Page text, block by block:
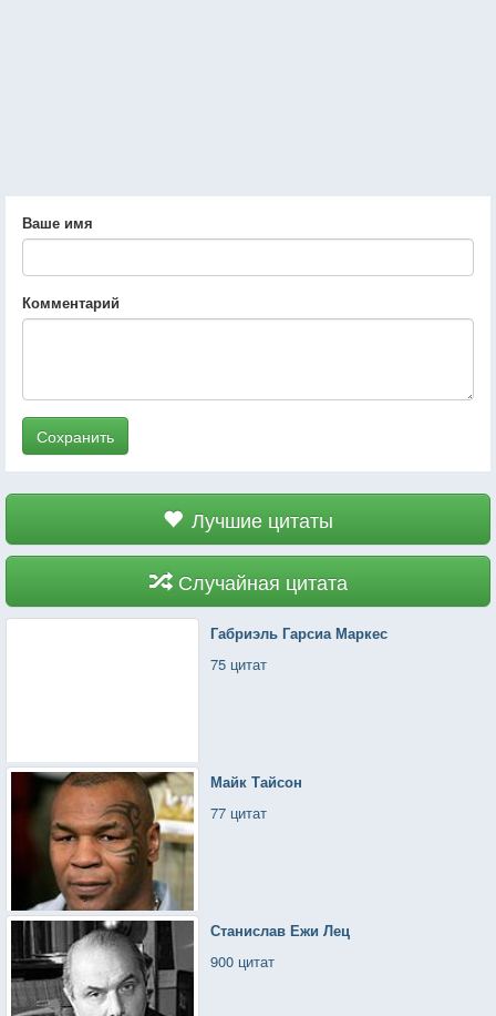
Ваше имя
Комментарий
Сохранить
Лучшие цитаты
Случайная цитата
Габриэль Гарсиа Маркес
75 цитат
Майк Тайсон
77 цитат
Станислав Ежи Лец
900 цитат